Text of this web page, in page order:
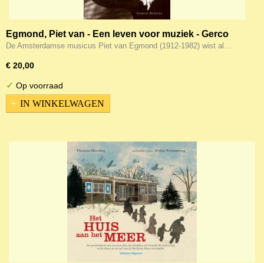
Egmond, Piet van - Een leven voor muziek - Gerco
Schaap
De Amsterdamse musicus Piet van Egmond (1912-1982) wist al…
€ 20,00
✓ Op voorraad
IN WINKELWAGEN